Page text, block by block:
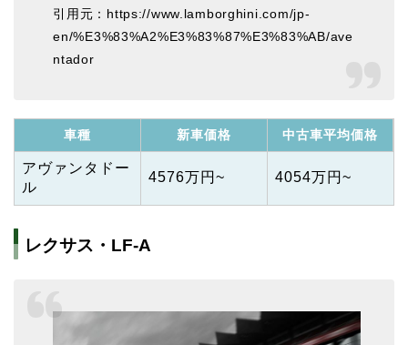
引用元：https://www.lamborghini.com/jp-
en/%E3%83%A2%E3%83%87%E3%83%AB/ave
ntador
車種 新車価格 中古車平均価格
アヴァンタドー
ル
4576万円~ 4054万円~
レクサス・LF-A